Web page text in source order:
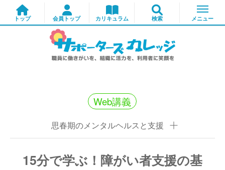
Web講義
思春期のメンタルヘルスと支援
15分で学ぶ！障がい者支援の基